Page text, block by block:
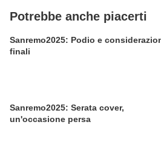
Potrebbe anche piacerti
Sanremo2025: Podio e
finali
Sanremo2025: Serata cover,
un'occasione persa